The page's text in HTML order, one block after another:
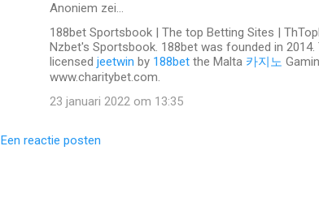
Anoniem zei…
188bet Sportsbook | The top Betting Sites |
Nzbet's Sportsbook. 188bet was founded in
licensed jeetwin by 188bet the Malta 카지노
www.charitybet.com.
23 januari 2022 om 13:35
Een reactie posten